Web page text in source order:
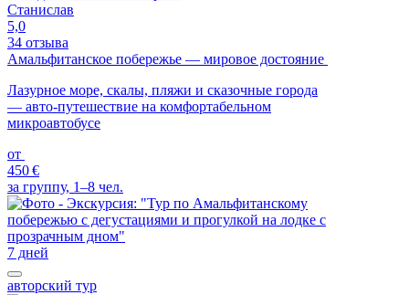
Станислав
5,0
34 отзыва
Амальфитанское побережье — мировое достояние
Лазурное море, скалы, пляжи и сказочные города
— авто-путешествие на комфортабельном
микроавтобусе
от
450 €
за группу, 1–8 чел.
7 дней
авторский тур